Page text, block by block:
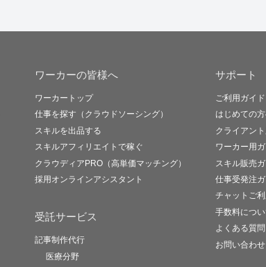
ワーカーの皆様へ
ワーカートップ
仕事を探す（クラウドソーシング）
スキルを出品する
スキルアフィリエイトで稼ぐ
クラウディアPRO（高単価マッチング）
採用オンラインアシスタント
受託サービス
記事制作代行
医療分野
サポート
ご利用ガイド
はじめての
クライアン
ワーカー用
スキル販売
仕事受発注
チャットご
手数料につ
よくある質問
お問い合わせ